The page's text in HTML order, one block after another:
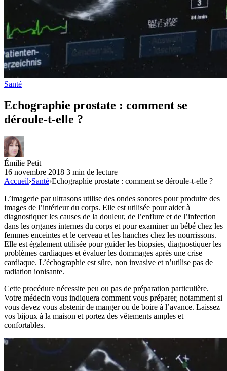
Santé
Echographie prostate : comment se
déroule-t-elle ?
Émilie Petit
16 novembre 2018 3 min de lecture
Accueil›Santé›Echographie prostate : comment se déroule-t-elle ?
L’imagerie par ultrasons utilise des ondes sonores pour produire des
images de l’intérieur du corps. Elle est utilisée pour aider à
diagnostiquer les causes de la douleur, de l’enflure et de l’infection
dans les organes internes du corps et pour examiner un bébé chez les
femmes enceintes et le cerveau et les hanches chez les nourrissons.
Elle est également utilisée pour guider les biopsies, diagnostiquer les
problèmes cardiaques et évaluer les dommages après une crise
cardiaque. L’échographie est sûre, non invasive et n’utilise pas de
radiation ionisante.
Cette procédure nécessite peu ou pas de préparation particulière.
Votre médecin vous indiquera comment vous préparer, notamment si
vous devez vous abstenir de manger ou de boire à l’avance. Laissez
vos bijoux à la maison et portez des vêtements amples et
confortables.